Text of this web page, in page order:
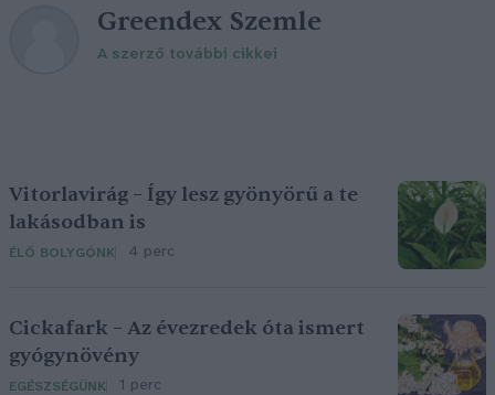
Greendex Szemle
A szerző további cikkei
Vitorlavirág – Így lesz gyönyörű a te
lakásodban is
ÉLŐ BOLYGÓNK 4 perc
Cickafark – Az évezredek óta ismert
gyógynövény
EGÉSZSÉGÜNK 1 perc